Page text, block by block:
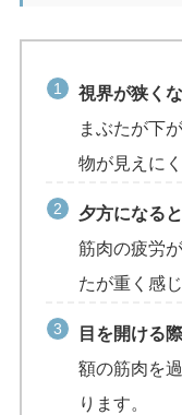
視界が狭く
まぶたが下
物が見えに
夕方になる
筋肉の疲労
たが重く感
目を開ける
額の筋肉を
ります。